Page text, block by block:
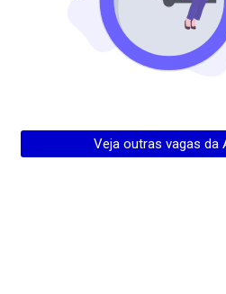
Veja outras vagas da